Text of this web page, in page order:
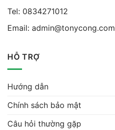
Tel: 0834271012
Email: admin@tonycong.com
HỖ TRỢ
Hướng dẫn
Chính sách bảo mật
Câu hỏi thường gặp